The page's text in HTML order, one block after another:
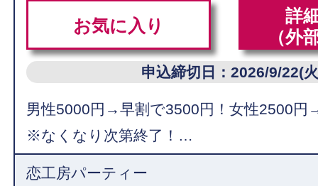
お気に入り
詳
（外
申込締切日：2026/9/22(
男性5000円→早割で3500円！女性2500円
※なくなり次第終了！…
恋工房パーティー